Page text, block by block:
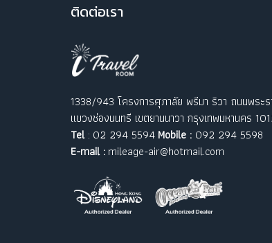
ติดต่อเรา
1338/943 โครงการศุภาลัย พรีมา ริวา ถนนพระ
แขวงช่องนนทรี เขตยานนาวา กรุงเทพมหานคร
Tel: 02 294 5594 Mobile : 092 294 5598
E-mail : mileage-air@hotmail.com